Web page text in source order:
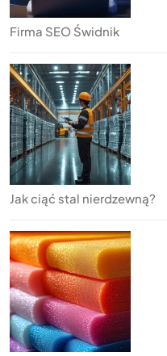
Firma SEO Świdnik
Jak ciąć stal nierdzewną?